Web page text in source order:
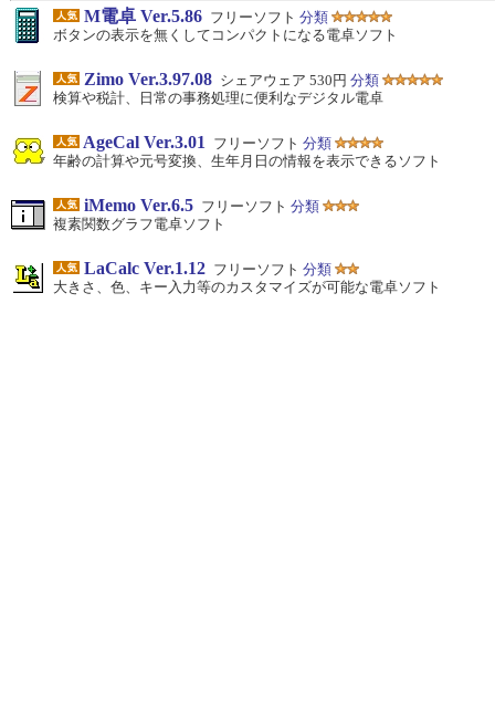
M電卓 Ver.5.86 フリーソフト 分類
ボタンの表示を無くしてコンパクトになる電卓ソフト
Zimo Ver.3.97.08 シェアウェア 530円 分類
検算や税計、日常の事務処理に便利なデジタル電卓
AgeCal Ver.3.01 フリーソフト 分類
年齢の計算や元号変換、生年月日の情報を表示できるソフト
iMemo Ver.6.5 フリーソフト 分類
複素関数グラフ電卓ソフト
LaCalc Ver.1.12 フリーソフト 分類
大きさ、色、キー入力等のカスタマイズが可能な電卓ソフト